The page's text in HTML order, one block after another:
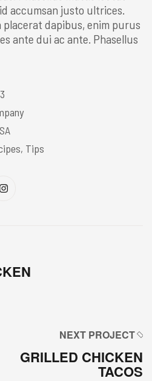
accumsan justo ultrices.
placerat dapibus, enim purus
ante dui ac ante. Phasellus
Tips
NEXT PROJECT
GRILLED CHICKEN
TACOS